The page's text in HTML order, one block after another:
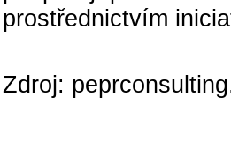
prostřednictvím
Zdroj: